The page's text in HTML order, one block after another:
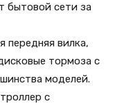
бытовой сети за
передняя вилка,
тормоза с
моделей.
с